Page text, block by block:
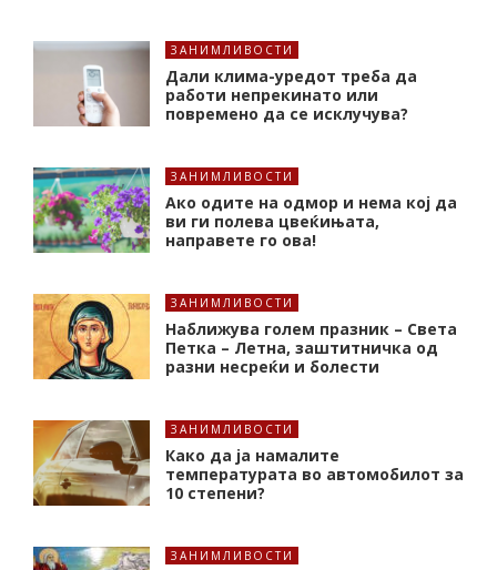
ЗАНИМЛИВОСТИ
Дали клима-уредот треба да
работи непрекинато или
повремено да се исклучува?
ЗАНИМЛИВОСТИ
Ако одите на одмор и нема кој да
ви ги полева цвеќињата,
направете го ова!
ЗАНИМЛИВОСТИ
Наближува голем празник – Света
Петка – Летна, заштитничка од
разни несреќи и болести
ЗАНИМЛИВОСТИ
Како да ја намалите
температурата во автомобилот за
10 степени?
ЗАНИМЛИВОСТИ